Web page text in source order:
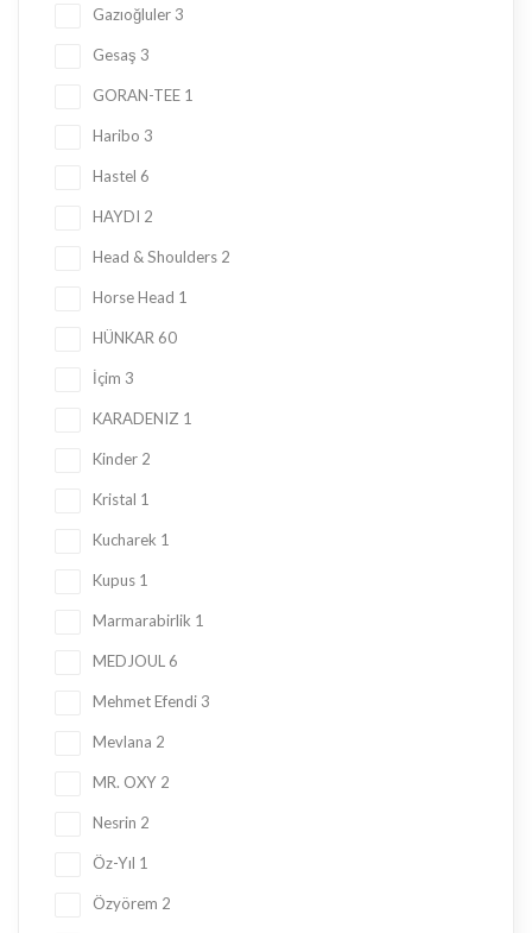
Gazıoğluler 3
Gesaş 3
GORAN-TEE 1
Haribo 3
Hastel 6
HAYDI 2
Head & Shoulders 2
Horse Head 1
HÜNKAR 60
İçim 3
KARADENIZ 1
Kinder 2
Kristal 1
Kucharek 1
Kupus 1
Marmarabirlik 1
MEDJOUL 6
Mehmet Efendi 3
Mevlana 2
MR. OXY 2
Nesrin 2
Öz-Yıl 1
Özyörem 2